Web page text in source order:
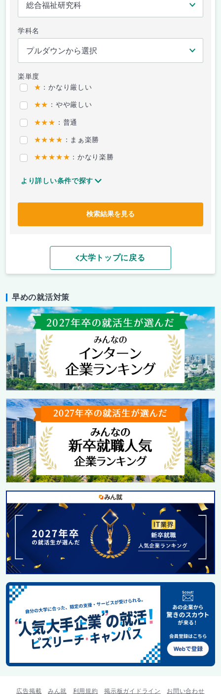
学科名
楽単度
★ ：かなり厳しい
★★ ：やや厳しい
★★★ ：普通
★★★★ ：まぁ楽勝
★★★★★ ：かなり楽勝
より詳しい条件で探す
検索結果を見る
大学トップに戻る
早めの就活対策
広告掲載 みん就 利用規約 掲示板ガイドライン お問い合わせ